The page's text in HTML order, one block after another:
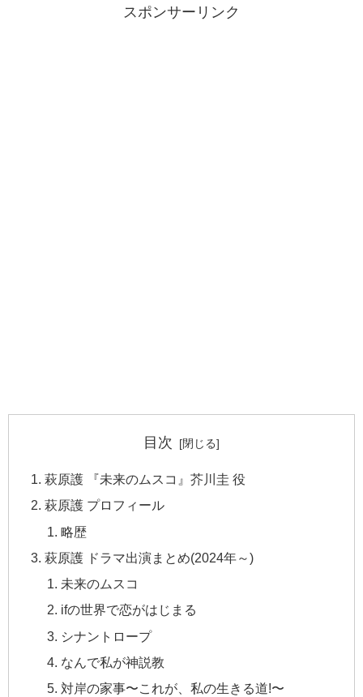
スポンサーリンク
目次
萩原護 『未来のムスコ』芥川圭 役
萩原護 プロフィール
略歴
萩原護 ドラマ出演まとめ(2024年～)
未来のムスコ
ifの世界で恋がはじまる
シナントロープ
なんで私が神説教
対岸の家事〜これが、私の生きる道!〜